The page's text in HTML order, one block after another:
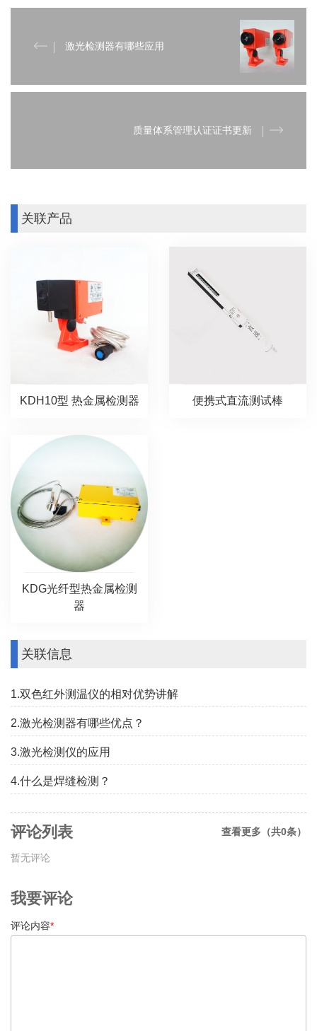
激光检测器有哪些应用
质量体系管理认证证书更新
关联产品
KDH10型 热金属检测器 便携式直流测试棒
KDG光纤型热金属检测
器
关联信息
1.双色红外测温仪的相对优势讲解
2.激光检测器有哪些优点？
3.激光检测仪的应用
4.什么是焊缝检测？
查看更多（共0条）
评论列表
暂无评论
我要评论
评论内容*